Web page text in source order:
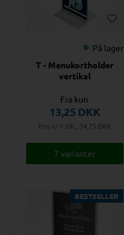
På lager
T - Menukortholder
vertikal
Fra kun
13,25 DKK
Pris v/ 1 stk., 14,75 DKK
7 varianter
BESTSELLER